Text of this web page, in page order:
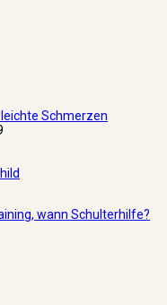
Schmerzen
wann Schulterhilfe?